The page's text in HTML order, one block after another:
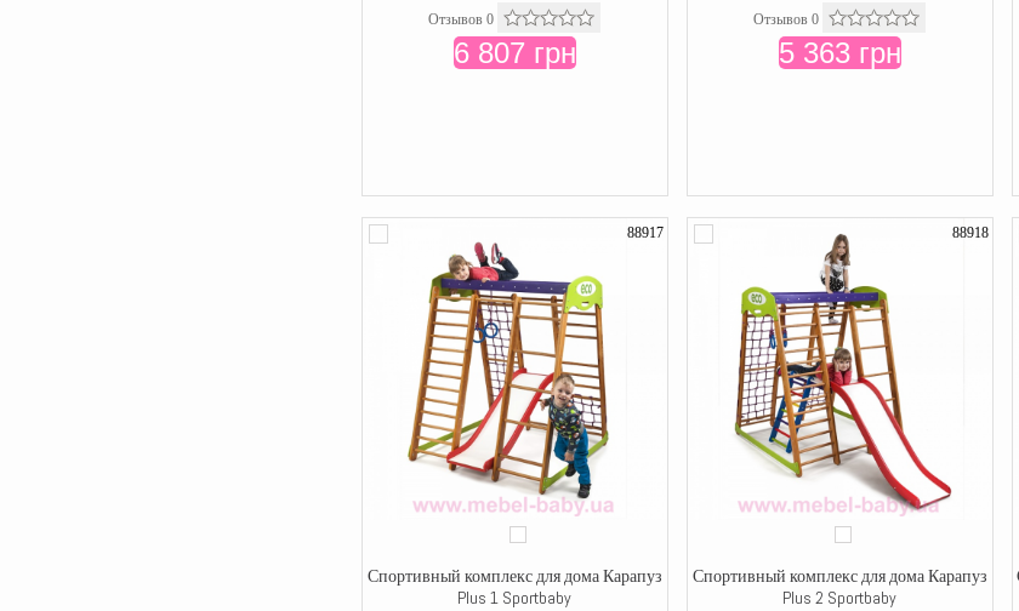
Отзывов 0
6 807 грн
Отзывов 0
5 363 грн
88917
Спортивный комплекс для дома Карапуз
Plus 1 Sportbaby
88918
Спортивный комплекс для дома Карапуз
Plus 2 Sportbaby